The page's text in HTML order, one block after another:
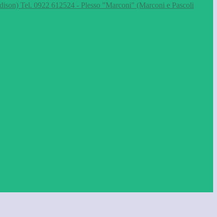
Tel. 0922 612524 - Plesso "Marconi" (Marconi e Pascoli